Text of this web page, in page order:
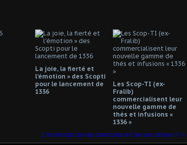
La joie, la fierté et
l’émotion » des Scopti
pour le lancement de
1336
Les Scop-TI (ex-
Fralib)
commercialisent leur
nouvelle gamme de
thés et infusions «
1336 »
L'intimidation du directeur et de ses sbires !!